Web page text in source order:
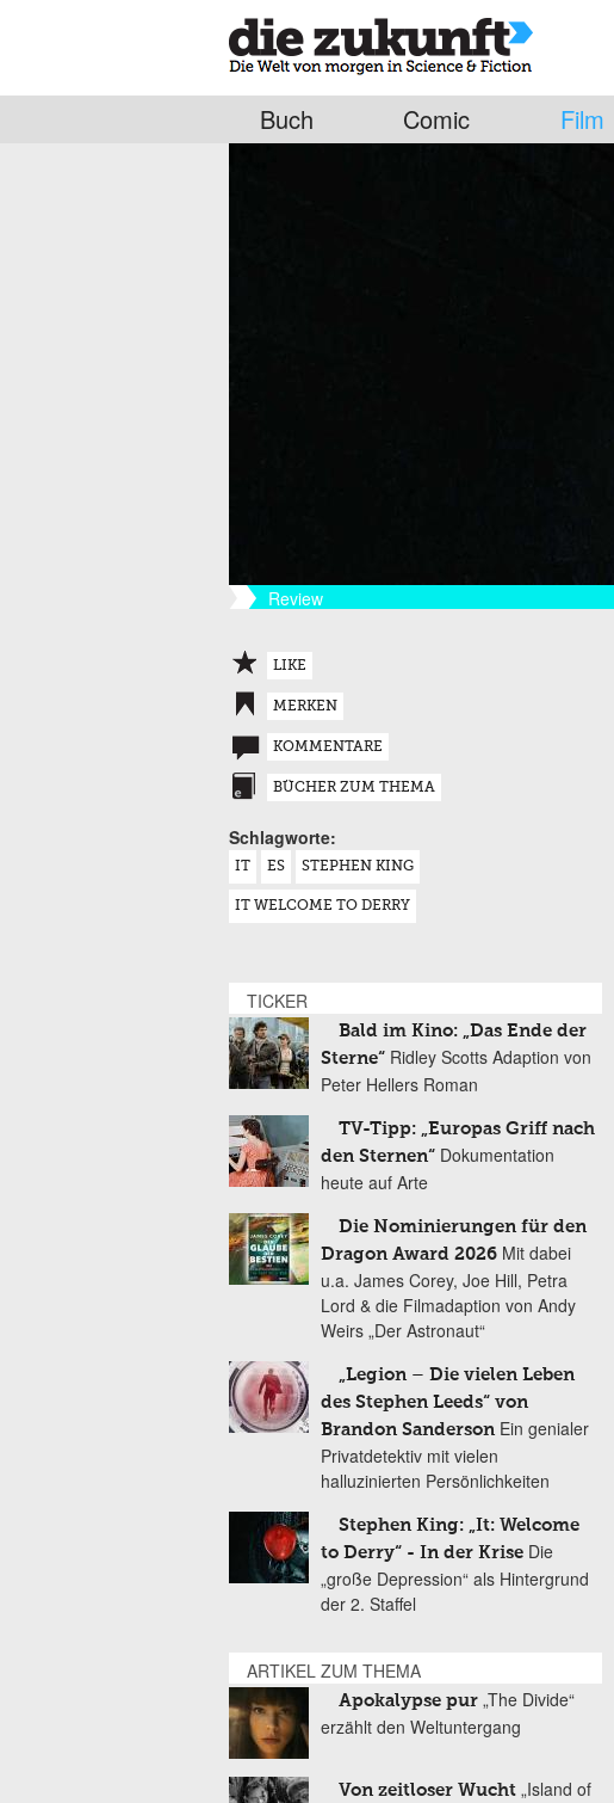
Buch Comic Film
Review
LIKE
MERKEN
KOMMENTARE
BÜCHER ZUM THEMA
Schlagworte:
IT ES STEPHEN KING
IT WELCOME TO DERRY
TICKER
Bald im Kino: „Das Ende der
Sterne“ Ridley Scotts Adaption von
Peter Hellers Roman
TV-Tipp: „Europas Griff nach
den Sternen“ Dokumentation
heute auf Arte
Die Nominierungen für den
Dragon Award 2026 Mit dabei
u.a. James Corey, Joe Hill, Petra
Lord & die Filmadaption von Andy
Weirs „Der Astronaut“
„Legion – Die vielen Leben
des Stephen Leeds“ von
Brandon Sanderson Ein genialer
Privatdetektiv mit vielen
halluzinierten Persönlichkeiten
Stephen King: „It: Welcome
to Derry“ - In der Krise Die
„große Depression“ als Hintergrund
der 2. Staffel
ARTIKEL ZUM THEMA
Apokalypse pur „The Divide“
erzählt den Weltuntergang
Von zeitloser Wucht „Island of